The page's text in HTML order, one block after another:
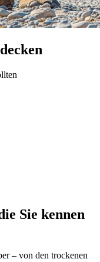
Sie kennen
– von den trockenen